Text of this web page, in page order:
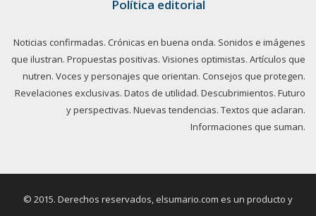
Política editorial
Noticias confirmadas. Crónicas en buena onda. Sonidos e imágenes
que ilustran. Propuestas positivas. Visiones optimistas. Artículos que
nutren. Voces y personajes que orientan. Consejos que protegen.
Revelaciones exclusivas. Datos de utilidad. Descubrimientos. Futuro
y perspectivas. Nuevas tendencias. Textos que aclaran.
Informaciones que suman.
© 2015. Derechos reservados, elsumario.com es un producto y